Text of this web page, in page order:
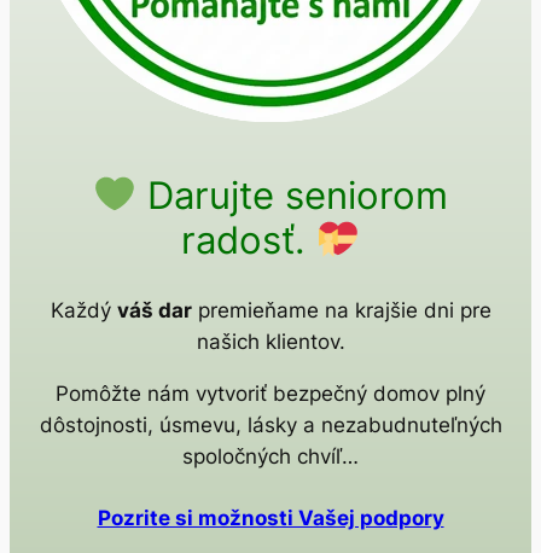
Darujte seniorom
radosť.
Každý váš darpremieňame na krajšie dni pre
našich klientov.
Pomôžte nám vytvoriť bezpečný domov plný
dôstojnosti, úsmevu, lásky a nezabudnuteľných
spoločných chvíľ…
Pozrite si možnosti Vašej podpory